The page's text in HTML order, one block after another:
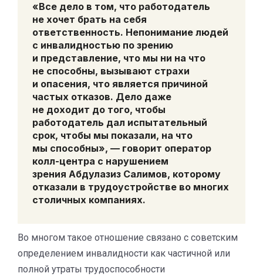
«Все дело в том, что работодатель
не хочет брать на себя
ответственность. Непонимание людей
с инвалидностью по зрению
и представление, что мы ни на что
не способны, вызывают страхи
и опасения, что является причиной
частых отказов. Дело даже
не доходит до того, чтобы
работодатель дал испытательный
срок, чтобы мы показали, на что
мы способны», — говорит оператор
колл-центра с нарушением
зрения Абдулазиз Салимов, которому
отказали в трудоустройстве во многих
столичных компаниях.
Во многом такое отношение связано с советским
определением инвалидности как частичной или
полной утраты трудоспособности